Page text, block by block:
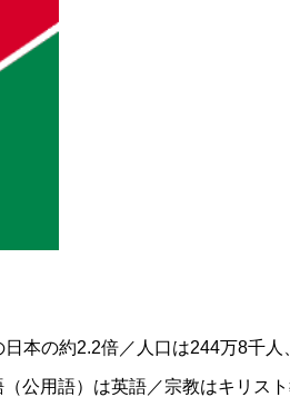
本の約2.2倍／人口は244万8千
公用語）は英語／宗教はキリス